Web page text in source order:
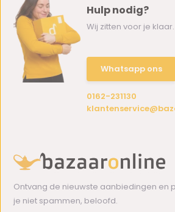
Hulp nodig?
Wij zitten voor je klaar.
Whatsapp ons
0162-231130
Ontvang de nieuwste aanbiedingen en
je niet spammen, beloofd.